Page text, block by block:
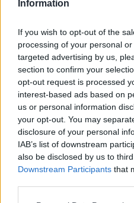
Information
If you wish to opt-out of the
processing of your personal
targeted advertising by us,
section to confirm your
opt-out request is processed
interest-based ads based on
us or personal information
your opt-out. You may
disclosure of your personal
IAB’s list of downstream
also be disclosed by us to
Downstream Participants that
British Airways
Alaska Airlines
Delta Air Lines
Etihad Airways
Black Friday:
ποια η σημασία